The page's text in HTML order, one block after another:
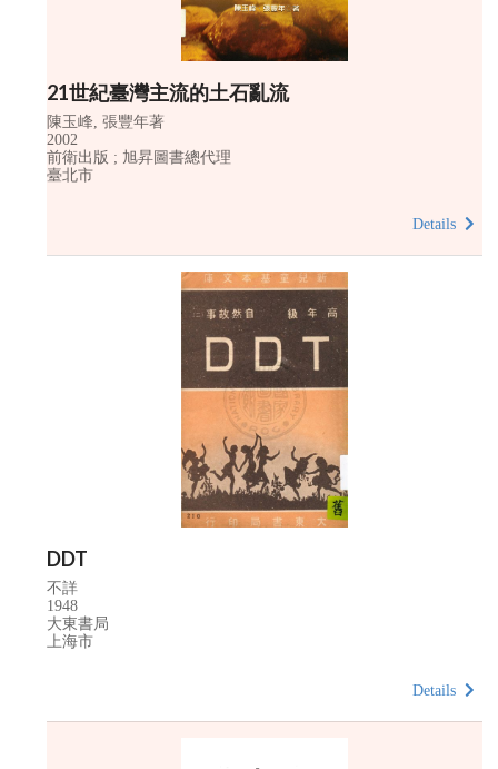
21世紀臺灣主流的土石亂流
陳玉峰, 張豐年著
2002
前衛出版 ; 旭昇圖書總代理
臺北市
Details
DDT
不詳
1948
大東書局
上海市
Details